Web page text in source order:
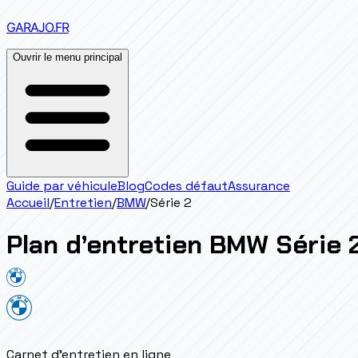
GARAJO.FR
Ouvrir le menu principal
Guide par véhiculeBlogCodes défautAssurance
Accueil/Entretien/BMW/Série 2
Plan d’entretien BMW Série
Carnet d'entretien en ligne